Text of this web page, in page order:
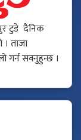
टुडे दैनिक
। ताजा
गर्न सक्नुहुन्छ ।